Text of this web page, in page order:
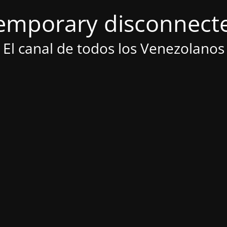
El canal de todos los Venezolanos